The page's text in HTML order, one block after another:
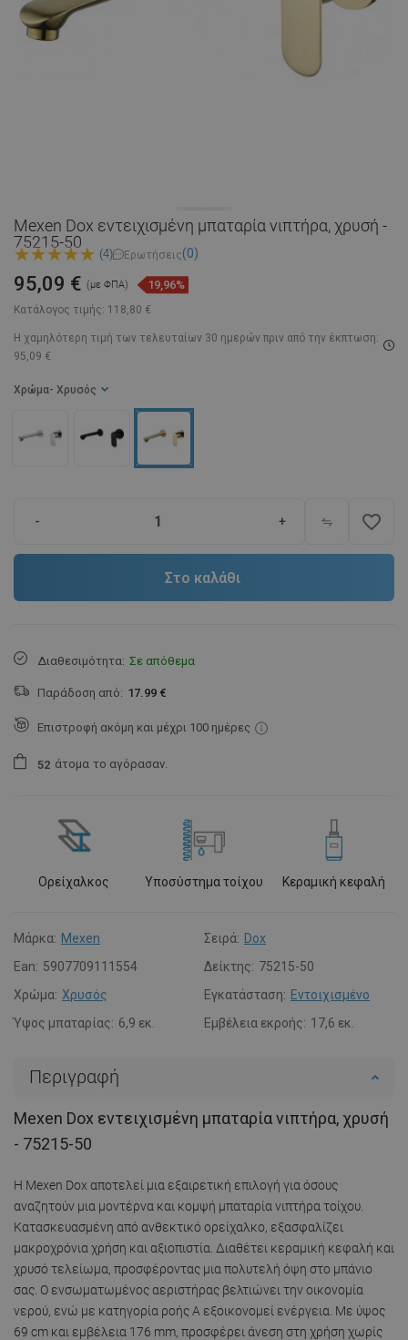
Mexen Dox εντειχισμένη μπαταρία νιπτήρα, χρυσή -
75215-50
(4) Ερωτήσεις(0)
Κατάλογος τιμής: 118,80 €
95,09 € (με ΦΠΑ) 19,96%
Η χαμηλότερη τιμή των τελευταίων 30 ημερών πριν από την έκπτωση:
95,09 €
Χρώμα - Χρυσός
- + favorite_border
Στο καλάθι
Διαθεσιμότητα: Σε απόθεμα
Παράδοση από: 17.99 €
Επιστροφή ακόμη και μέχρι 100 ημέρες
52 άτομα το αγόρασαν.
Ορείχαλκος Υποσύστημα τοίχου Κεραμική κεφαλή
Μάρκα: Mexen Σειρά: Dox
Ean: 5907709111554 Δείκτης: 75215-50
Χρώμα: Χρυσός Εγκατάσταση: Εντοιχισμένο
Ύψος μπαταρίας: 6,9 εκ. Εμβέλεια εκροής: 17,6 εκ.
Περιγραφή
Mexen Dox εντειχισμένη μπαταρία νιπτήρα, χρυσή
- 75215-50
Η Mexen Dox αποτελεί μια εξαιρετική επιλογή για όσους
αναζητούν μια μοντέρνα και κομψή μπαταρία νιπτήρα τοίχου.
Κατασκευασμένη από ανθεκτικό ορείχαλκο, εξασφαλίζει
μακροχρόνια χρήση και αξιοπιστία. Διαθέτει κεραμική κεφαλή και
χρυσό τελείωμα, προσφέροντας μια πολυτελή όψη στο μπάνιο
σας. Ο ενσωματωμένος αεριστήρας βελτιώνει την οικονομία
νερού, ενώ με κατηγορία ροής A εξοικονομεί ενέργεια. Με ύψος
69 cm και εμβέλεια 176 mm, προσφέρει άνεση στη χρήση χωρίς